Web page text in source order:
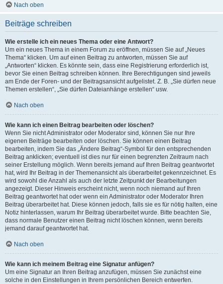
Nach oben
Beiträge schreiben
Wie erstelle ich ein neues Thema oder eine Antwort?
Um ein neues Thema in einem Forum zu eröffnen, müssen Sie auf „Neues
Thema“ klicken. Um auf einen Beitrag zu antworten, müssen Sie auf
„Antworten“ klicken. Es könnte sein, dass eine Registrierung erforderlich ist,
bevor Sie einen Beitrag schreiben können. Ihre Berechtigungen sind jeweils
am Ende der Foren- und der Beitragsansicht aufgelistet. Z. B. „Sie dürfen neue
Themen erstellen“, „Sie dürfen Dateianhänge erstellen“ usw.
Nach oben
Wie kann ich einen Beitrag bearbeiten oder löschen?
Wenn Sie nicht Administrator oder Moderator sind, können Sie nur Ihre
eigenen Beiträge bearbeiten oder löschen. Sie können einen Beitrag
bearbeiten, indem Sie das „Ändere Beitrag“-Symbol für den entsprechenden
Beitrag anklicken; eventuell ist dies nur für einen begrenzten Zeitraum nach
seiner Erstellung möglich. Wenn bereits jemand auf Ihren Beitrag geantwortet
hat, wird Ihr Beitrag in der Themenansicht als überarbeitet gekennzeichnet. Es
wird sowohl die Anzahl als auch der letzte Zeitpunkt der Bearbeitungen
angezeigt. Dieser Hinweis erscheint nicht, wenn noch niemand auf Ihren
Beitrag geantwortet hat oder wenn ein Administrator oder Moderator Ihren
Beitrag überarbeitet hat. Diese können jedoch, falls sie es für nötig halten, eine
Notiz hinterlassen, warum Ihr Beitrag überarbeitet wurde. Bitte beachten Sie,
dass normale Benutzer einen Beitrag nicht löschen können, wenn bereits
jemand darauf geantwortet hat.
Nach oben
Wie kann ich meinem Beitrag eine Signatur anfügen?
Um eine Signatur an Ihren Beitrag anzufügen, müssen Sie zunächst eine
solche in den Einstellungen in Ihrem persönlichen Bereich entwerfen.